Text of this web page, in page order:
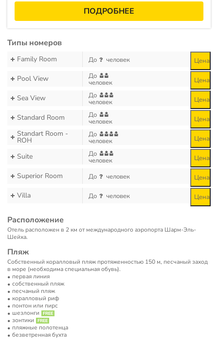
ПОДРОБНЕЕ
Типы номеров
Family Room До человек Цена
Pool View До
человек Цена
Sea View До
человек Цена
Standard Room До
человек Цена
Standart Room -
ROH
До
человек Цена
Suite До
человек Цена
Superior Room До человек Цена
Villa До человек Цена
Расположение
Отель расположен в 2 км от международного аэропорта Шарм-Эль-
Шейха.
Пляж
Собственный коралловый пляж протяженностью 150 м, песчаный заход
в море (необходима специальная обувь).
первая линия
собственный пляж
песчаный пляж
коралловый риф
понтон или пирс
шезлонги
зонтики
пляжные полотенца
безветренная бухта